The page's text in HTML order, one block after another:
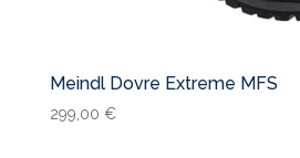
Meindl Dovre Extreme MFS
299,00 €